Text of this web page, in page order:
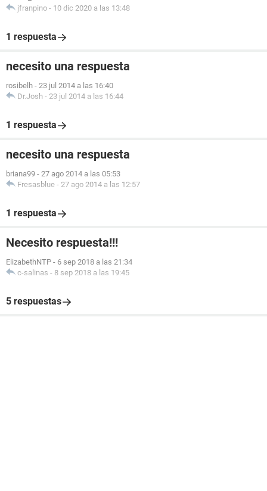
jfranpino - 10 dic 2020 a las 13:48
1 respuesta
necesito una respuesta
rosibelh - 23 jul 2014 a las 16:40
Dr.Josh - 23 jul 2014 a las 16:44
1 respuesta
necesito una respuesta
briana99 - 27 ago 2014 a las 05:53
Fresasblue - 27 ago 2014 a las 12:57
1 respuesta
Necesito respuesta!!!
ElizabethNTP - 6 sep 2018 a las 21:34
c-salinas - 8 sep 2018 a las 19:45
5 respuestas